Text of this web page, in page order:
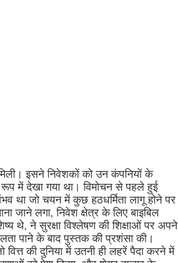
इसने निवेशकों को उन कंपनियों के
में देखा गया था। विमोचन से पहले हुई
था जो चयन में कुछ हठधर्मिता लागू होने पर
जाने लगा, निवेश क्षेत्र के लिए बाइबिल
थे, ने सुरक्षा विश्लेषण की शिक्षाओं पर अपने
पाने के बाद पुस्तक की प्रशंसा की।
की दुनिया में उतनी ही लहरें पैदा करने में